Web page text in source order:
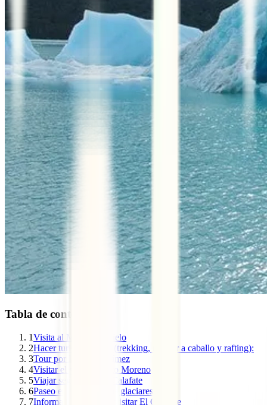
Tabla de contenidos
1Visita al Museo del hielo
2Hacer turismo activo (trekking, montar a caballo y rafting):
3Tour por la laguna Nímez
4Visitar el glaciar Perito Moreno
5Viajar seguro por El Calafate
6Paseo en barco por los glaciares
7Información útil para visitar El Calafate